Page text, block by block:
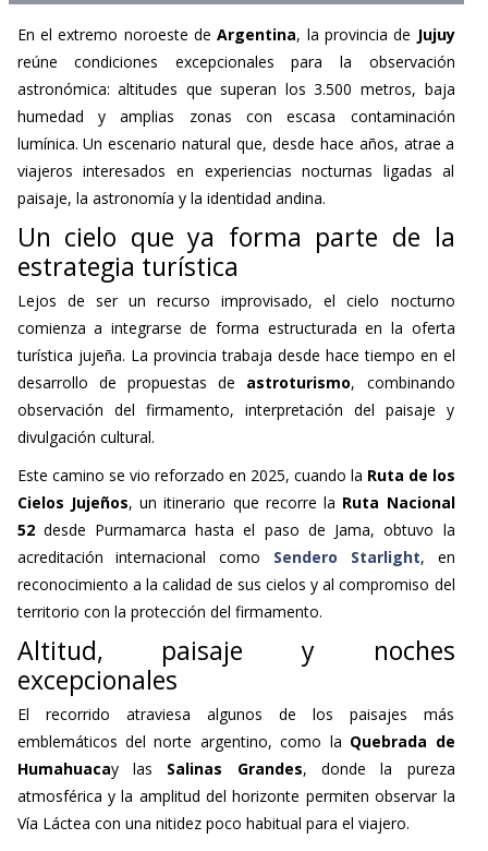
En el extremo noroeste deArgentina, la provincia de Jujuy
reúne condiciones excepcionales para la observación
astronómica: altitudes que superan los 3.500 metros, baja
humedad y amplias zonas con escasa contaminación
lumínica. Un escenario natural que, desde hace años, atrae a
viajeros interesados en experiencias nocturnas ligadas al
paisaje, la astronomía y la identidad andina.
Un cielo que ya forma parte de la
estrategia turística
Lejos de ser un recurso improvisado, el cielo nocturno
comienza a integrarse de forma estructurada en la oferta
turística jujeña. La provincia trabaja desde hace tiempo en el
desarrollo de propuestas de astroturismo, combinando
observación del firmamento, interpretación del paisaje y
divulgación cultural.
Este camino se vio reforzado en 2025, cuando la Ruta de los
Cielos Jujeños, un itinerario que recorre la Ruta Nacional
52desde Purmamarca hasta el paso de Jama, obtuvo la
acreditación internacional como Sendero Starlight, en
reconocimiento a la calidad de sus cielos y al compromiso del
territorio con la protección del firmamento.
Altitud, paisaje y noches
excepcionales
El recorrido atraviesa algunos de los paisajes más
emblemáticos del norte argentino, como la Quebrada de
Humahuacay las Salinas Grandes, donde la pureza
atmosférica y la amplitud del horizonte permiten observar la
Vía Láctea con una nitidez poco habitual para el viajero.